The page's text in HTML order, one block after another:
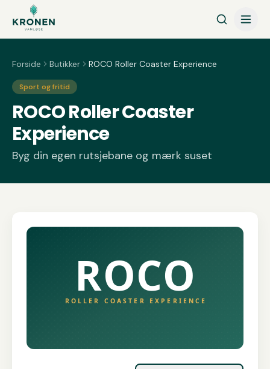
Spring til indhold
Forside Butikker ROCO Roller Coaster Experience
Sport og fritid
ROCO Roller Coaster
Experience
Byg din egen rutsjebane og mærk suset